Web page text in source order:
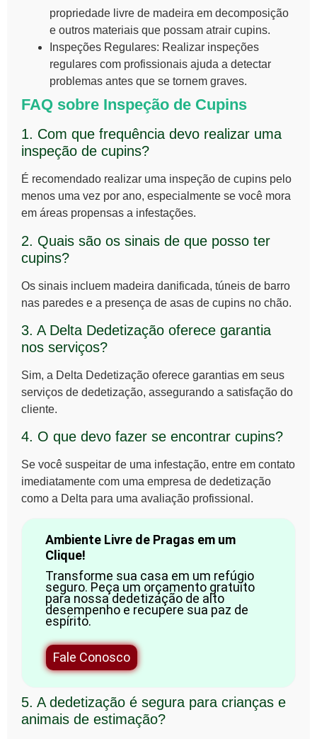
propriedade livre de madeira em decomposição
e outros materiais que possam atrair cupins.
Inspeções Regulares: Realizar inspeções
regulares com profissionais ajuda a detectar
problemas antes que se tornem graves.
FAQ sobre Inspeção de Cupins
1. Com que frequência devo realizar uma
inspeção de cupins?
É recomendado realizar uma inspeção de cupins pelo
menos uma vez por ano, especialmente se você mora
em áreas propensas a infestações.
2. Quais são os sinais de que posso ter
cupins?
Os sinais incluem madeira danificada, túneis de barro
nas paredes e a presença de asas de cupins no chão.
3. A Delta Dedetização oferece garantia
nos serviços?
Sim, a Delta Dedetização oferece garantias em seus
serviços de dedetização, assegurando a satisfação do
cliente.
4. O que devo fazer se encontrar cupins?
Se você suspeitar de uma infestação, entre em contato
imediatamente com uma empresa de dedetização
como a Delta para uma avaliação profissional.
Ambiente Livre de Pragas em um
Clique!
Transforme sua casa em um refúgio
seguro. Peça um orçamento gratuito
para nossa dedetização de alto
desempenho e recupere sua paz de
espírito.
Fale Conosco
5. A dedetização é segura para crianças e
animais de estimação?